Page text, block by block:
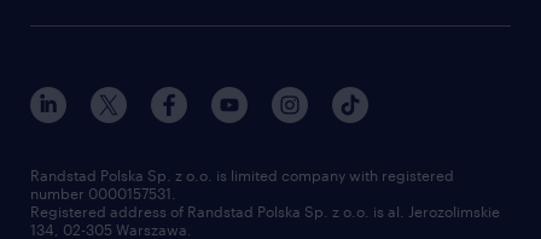
for suppliers
our world
work at randstad
submit your CV
Randstad Polska Sp. z o.o. is limited company with registered
number 0000157531.
Registered address of Randstad Polska Sp. z o.o. is al. Jerozolimskie
134, 02-305 Warszawa.